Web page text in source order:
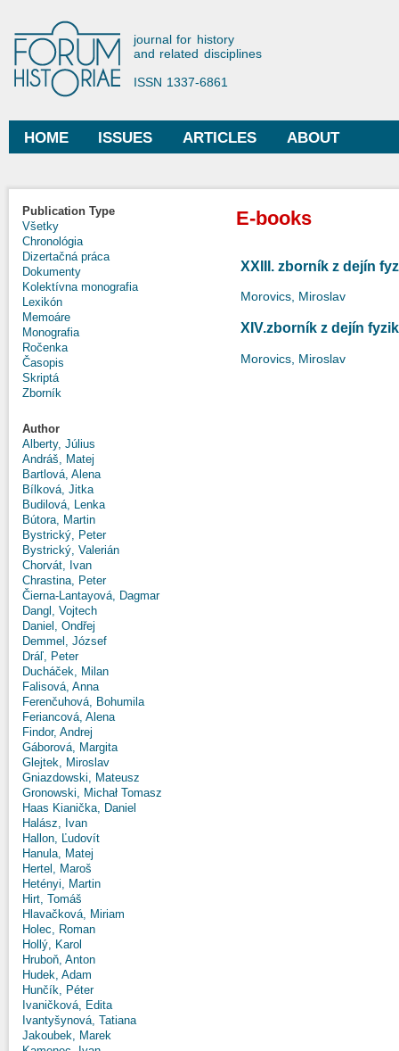
Forum Historiae
journal for history
and related disciplines
ISSN 1337-6861
Main menu
HOME ISSUES ARTICLES ABOUT
Publication Type
Všetky
Chronológia
Dizertačná práca
Dokumenty
Kolektívna monografia
Lexikón
Memoáre
Monografia
Ročenka
Časopis
Skriptá
Zborník
Author
Alberty, Július
Andráš, Matej
Bartlová, Alena
Bílková, Jitka
Budilová, Lenka
Bútora, Martin
Bystrický, Peter
Bystrický, Valerián
Chorvát, Ivan
Chrastina, Peter
Čierna-Lantayová, Dagmar
Dangl, Vojtech
Daniel, Ondřej
Demmel, József
Dráľ, Peter
Ducháček, Milan
Falisová, Anna
Ferenčuhová, Bohumila
Feriancová, Alena
Findor, Andrej
Gáborová, Margita
Glejtek, Miroslav
Gniazdowski, Mateusz
Gronowski, Michał Tomasz
Haas Kianička, Daniel
Halász, Ivan
Hallon, Ľudovít
Hanula, Matej
Hertel, Maroš
Hetényi, Martin
Hirt, Tomáš
Hlavačková, Miriam
Holec, Roman
Hollý, Karol
Hruboň, Anton
Hudek, Adam
Hunčík, Péter
Ivaničková, Edita
Ivantyšynová, Tatiana
Jakoubek, Marek
E-books
XXIII. zborník z dejín
Morovics, Miroslav
XIV.zborník z dejín
Morovics, Miroslav